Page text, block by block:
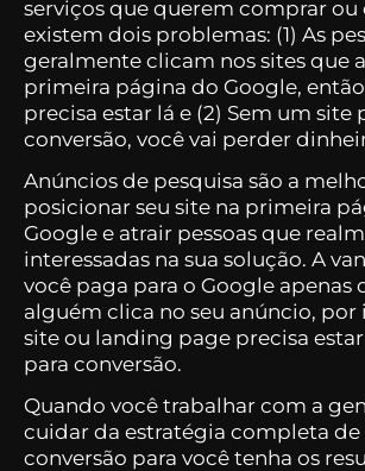
serviços que querem comprar ou
existem dois problemas: (1) As
geralmente clicam nos sites que
primeira página do Google,
precisa estar lá e (2) Sem um site
conversão, você vai perder
Anúncios de pesquisa são a
posicionar seu site na primeira
Google e atrair pessoas que
interessadas na sua solução. A
você paga para o Google apenas
alguém clica no seu anúncio, por
site ou landing page precisa
para conversão.
Quando você trabalhar com a
cuidar da estratégia completa de
conversão para você tenha os